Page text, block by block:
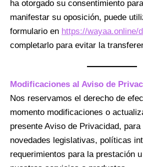
ha otorgado su consentimiento
manifestar su oposición, puede
formulario en https://wayaa.online/
completarlo para evitar la
Modificaciones al Aviso de
Nos reservamos el derecho de
momento modificaciones o
presente Aviso de Privacidad,
novedades legislativas, políticas
requerimientos para la prestación